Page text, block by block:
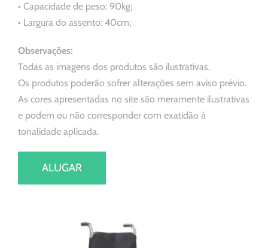
Contato
Peça Seu Orçamento
• Capacidade de peso: 90kg;
• Largura do assento: 40cm;
Observações:
Todas as imagens dos produtos são ilustrativas.
Os produtos poderão sofrer alterações sem aviso prévio.
As cores apresentadas no site são meramente ilustrativas
e podem ou não corresponder com exatidão à
tonalidade aplicada.
ALUGAR